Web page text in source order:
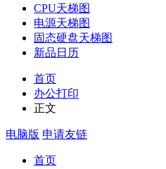
CPU天梯图
电源天梯图
固态硬盘天梯图
新品日历
首页
办公打印
正文
电脑版 申请友链
首页